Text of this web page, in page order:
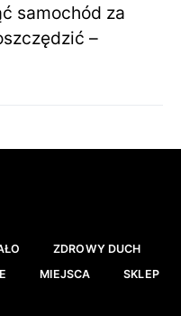
samochód za
–
ZDROWY DUCH
MIEJSCA SKLEP